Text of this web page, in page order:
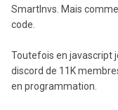
SmartInvs. Mais
code.
Toutefois en javascript
discord de 11K
en programmation.